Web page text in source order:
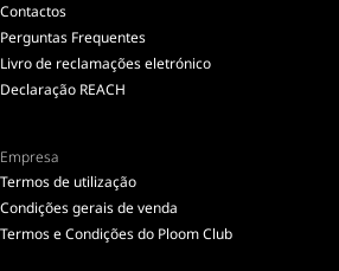
Contactos
Perguntas Frequentes
Livro de reclamações eletrónico
Declaração REACH
Empresa
Termos de utilização
Condições gerais de venda
Termos e Condições do Ploom Club